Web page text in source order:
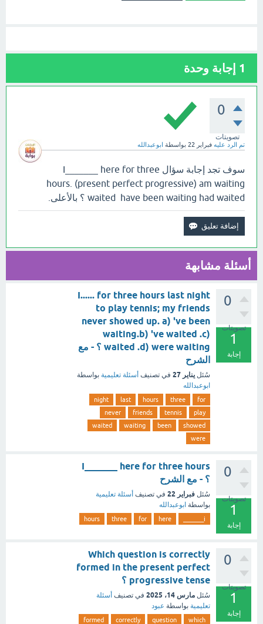
1 إجابة وحدة
0
تصويتات
تم الرد عليه فبراير 22 بواسطة ابوعبدالله
سوف تجد إجابة سؤال I_______ here for three
hours. (present perfect progressive) am waiting
waited have been waiting had waited ؟ بالأعلى.
أسئلة مشابهة
0
تصويتات
1
إجابة
I...... for three hours last night
to play tennis; my friends
never showed up. a) 've been
waiting.b) 've waited .c)
waited .d) were waiting ؟ - مع
الشرح
سُئل يناير 27 في تصنيف أسئلة تعليمية بواسطة
ابوعبدالله
for
three
hours
last
night
play
tennis
friends
never
showed
been
waiting
waited
were
0
تصويتات
1
إجابة
I_______ here for three hours
؟ - مع الشرح
سُئل فبراير 22 في تصنيف أسئلة تعليمية
بواسطة ابوعبدالله
i_______
here
for
three
hours
0
تصويتات
1
إجابة
Which question is correctly
formed in the present perfect
progressive tense ؟
سُئل مارس 14، 2025 في تصنيف أسئلة
تعليمية بواسطة عبود
which
question
correctly
formed